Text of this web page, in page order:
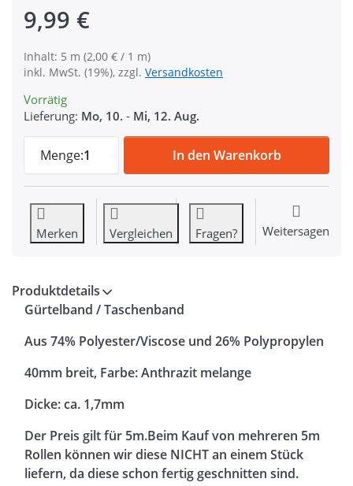
9,99 €
Inhalt: 5 m (2,00 € / 1 m)
inkl. MwSt. (19%), zzgl. Versandkosten
Vorrätig
Lieferung: Mo, 10. - Mi, 12. Aug.
Menge:1
5m Gürtelband / Taschenband - 40mm
In den Warenkorb
Merken Vergleichen Fragen? Weitersagen
Produktdetails
Gürtelband / Taschenband
Aus 74% Polyester/Viscose und 26% Polypropylen
40mm breit, Farbe: Anthrazit melange
Dicke: ca. 1,7mm
Der Preis gilt für 5m.Beim Kauf von mehreren 5m
Rollen können wir diese NICHT an einem Stück
liefern, da diese schon fertig geschnitten sind.